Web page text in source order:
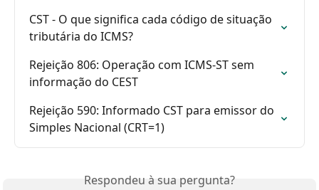
CST - O que significa cada código de situação
tributária do ICMS?
Rejeição 806: Operação com ICMS-ST sem
informação do CEST
Rejeição 590: Informado CST para emissor do
Simples Nacional (CRT=1)
Respondeu à sua pergunta?